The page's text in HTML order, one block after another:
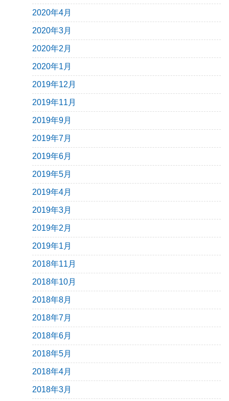
2020年4月
2020年3月
2020年2月
2020年1月
2019年12月
2019年11月
2019年9月
2019年7月
2019年6月
2019年5月
2019年4月
2019年3月
2019年2月
2019年1月
2018年11月
2018年10月
2018年8月
2018年7月
2018年6月
2018年5月
2018年4月
2018年3月